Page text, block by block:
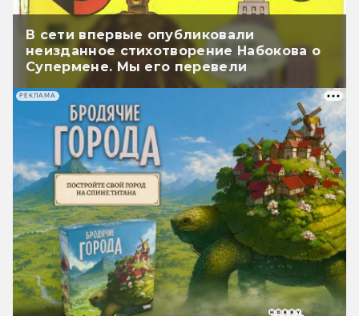
В сети впервые опубликовали
неизданное стихотворение Набокова о
Супермене. Мы его перевели
РЕКЛАМА